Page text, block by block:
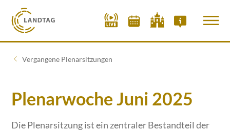
Vergangene Plenarsitzungen
Plenarwoche Juni 2025
Die Plenarsitzung ist ein zentraler Bestandteil der